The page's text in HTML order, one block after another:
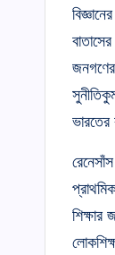
শিক্ষার